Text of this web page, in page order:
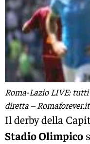
Roma-Lazio LIVE:
diretta – Romaforever.it
Il derby della
Stadio Olimpico